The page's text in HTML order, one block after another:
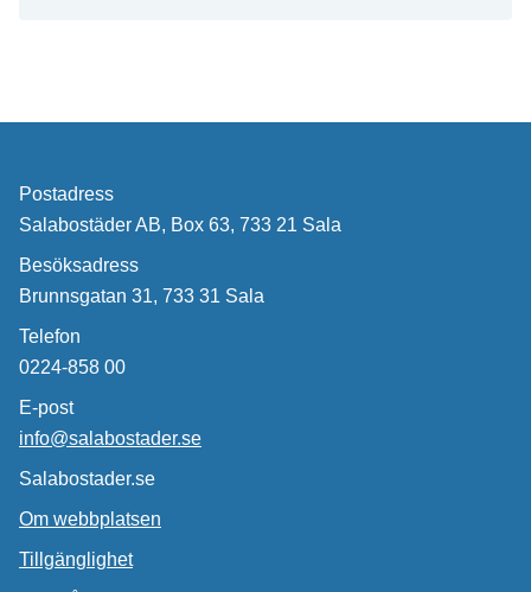
Postadress
Salabostäder AB, Box 63, 733 21 Sala
Besöksadress
Brunnsgatan 31, 733 31 Sala
Telefon
0224-858 00
E-post
info@salabostader.se
Salabostader.se
Om webbplatsen
Tillgänglighet